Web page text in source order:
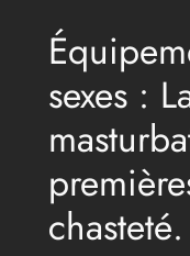
sexes :
chasteté.